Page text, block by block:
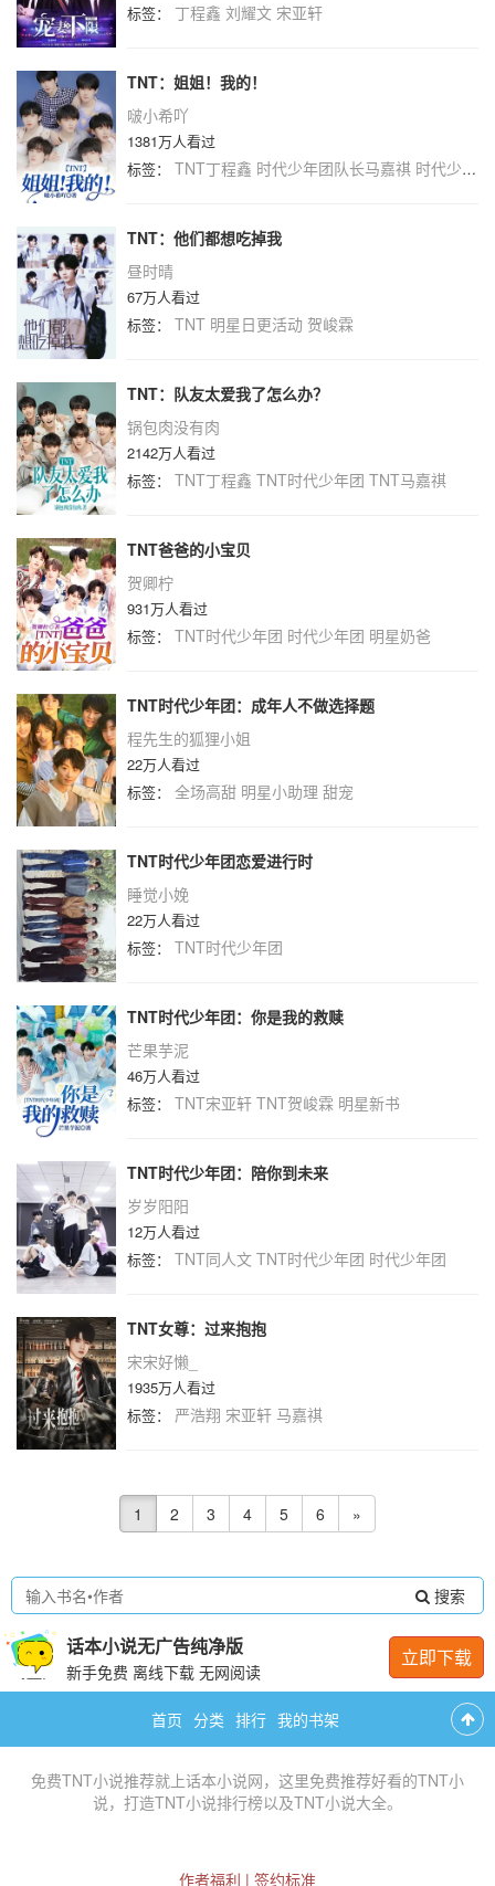
标签： 丁程鑫 刘耀文 宋亚轩
TNT：姐姐！我的！
啵小希吖
1381万人看过
标签： TNT丁程鑫 时代少年团队长马嘉祺 时代少年团马嘉祺
TNT：他们都想吃掉我
昼时晴
67万人看过
标签： TNT 明星日更活动 贺峻霖
TNT：队友太爱我了怎么办？
锅包肉没有肉
2142万人看过
标签： TNT丁程鑫 TNT时代少年团 TNT马嘉祺
TNT爸爸的小宝贝
贺卿柠
931万人看过
标签： TNT时代少年团 时代少年团 明星奶爸
TNT时代少年团：成年人不做选择题
程先生的狐狸小姐
22万人看过
标签： 全场高甜 明星小助理 甜宠
TNT时代少年团恋爱进行时
睡觉小娩
22万人看过
标签： TNT时代少年团
TNT时代少年团：你是我的救赎
芒果芋泥
46万人看过
标签： TNT宋亚轩 TNT贺峻霖 明星新书
TNT时代少年团：陪你到未来
岁岁阳阳
12万人看过
标签： TNT同人文 TNT时代少年团 时代少年团
TNT女尊：过来抱抱
宋宋好懒_
1935万人看过
标签： 严浩翔 宋亚轩 马嘉祺
1 2 3 4 5 6 »
搜索
话本小说无广告纯净版
新手免费 离线下载 无网阅读
立即下载
首页 分类 排行 我的书架
免费TNT小说推荐就上话本小说网，这里免费推荐好看的TNT小
说，打造TNT小说排行榜以及TNT小说大全。
作者福利 | 签约标准